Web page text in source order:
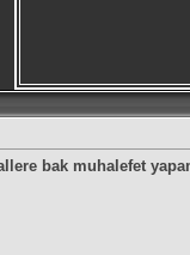
bak muhalefet